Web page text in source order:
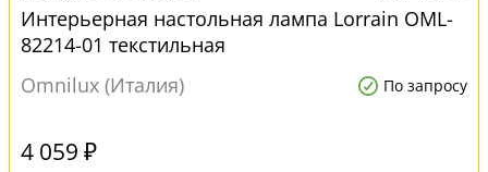
Интерьерная настольная лампа Lorrain OML-
82214-01 текстильная
Omnilux (Италия)
По запросу
4 059 ₽